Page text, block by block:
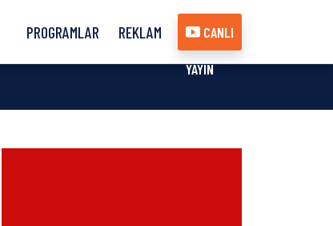
PROGRAMLAR REKLAM CANLI
YAYIN